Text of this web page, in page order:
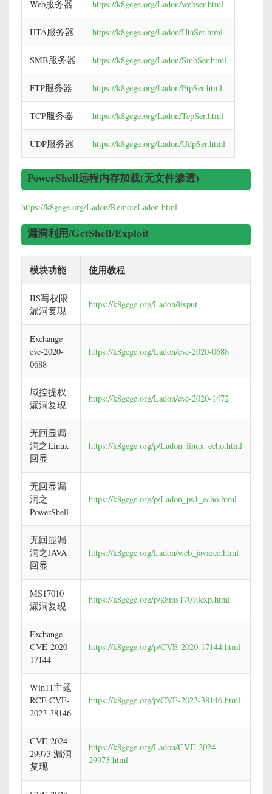
Web服务器 https://k8gege.org/Ladon/webser.html
HTA服务器 https://k8gege.org/Ladon/HtaSer.html
SMB服务器 https://k8gege.org/Ladon/SmbSer.html
FTP服务器 https://k8gege.org/Ladon/FtpSer.html
TCP服务器 https://k8gege.org/Ladon/TcpSer.html
UDP服务器 https://k8gege.org/Ladon/UdpSer.html
PowerShell远程内存加载(无文件渗透)
https://k8gege.org/Ladon/RemoteLadon.html
漏洞利用/GetShell/Exploit
模块功能 使用教程
IIS写权限
漏洞复现
https://k8gege.org/Ladon/iisput
Exchange
cve-2020-
0688
https://k8gege.org/Ladon/cve-2020-0688
域控提权
漏洞复现
https://k8gege.org/Ladon/cve-2020-1472
无回显漏
洞之Linux
回显
https://k8gege.org/p/Ladon_linux_echo.html
无回显漏
洞之
PowerShell
https://k8gege.org/p/Ladon_ps1_echo.html
无回显漏
洞之JAVA
回显
https://k8gege.org/Ladon/web_javarce.html
MS17010
漏洞复现
https://k8gege.org/p/k8ms17010exp.html
Exchange
CVE-2020-
17144
https://k8gege.org/p/CVE-2020-17144.html
Win11主题
RCE CVE-
2023-38146
https://k8gege.org/p/CVE-2023-38146.html
CVE-2024-
29973 漏洞
复现
https://k8gege.org/Ladon/CVE-2024-
29973.html